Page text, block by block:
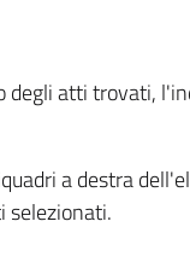
atti trovati,
a destra
selezionati.